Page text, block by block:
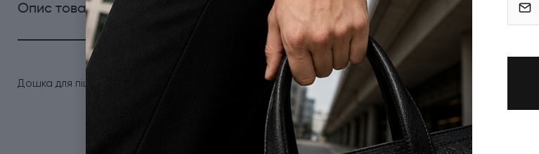
Опис товаруХарактеристики 0
Дошка для піци Epicurean L (534x356x4,8мм)